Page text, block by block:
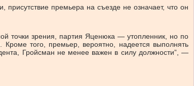
премьера на съезде не означает, что он
точки зрения, партия Яценюка — утопленник, но по
того, премьер, вероятно, надеется выполнять
Гройсман не менее важен в силу должности”, —